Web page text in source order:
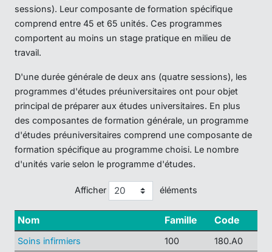
sessions). Leur composante de formation spécifique
comprend entre 45 et 65 unités. Ces programmes
comportent au moins un stage pratique en milieu de
travail.
D'une durée générale de deux ans (quatre sessions), les
programmes d'études préuniversitaires ont pour objet
principal de préparer aux études universitaires. En plus
des composantes de formation générale, un programme
d'études préuniversitaires comprend une composante de
formation spécifique au programme choisi. Le nombre
d'unités varie selon le programme d'études.
Afficher éléments
Nom Famille Code
Soins infirmiers 100
180.A0